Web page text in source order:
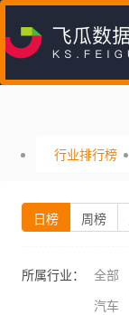
行业排行榜
日榜 周榜
所属行业： 全部
汽车